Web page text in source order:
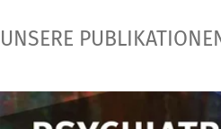
UNSERE